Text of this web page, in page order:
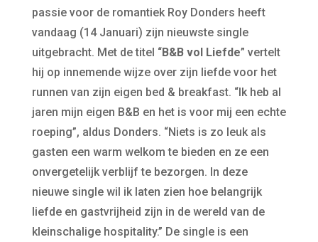
passie voor de romantiek Roy Donders heeft
vandaag (14 Januari) zijn nieuwste single
uitgebracht. Met de titel “B&B vol Liefde” vertelt
hij op innemende wijze over zijn liefde voor het
runnen van zijn eigen bed & breakfast. “Ik heb al
jaren mijn eigen B&B en het is voor mij een echte
roeping”, aldus Donders. “Niets is zo leuk als
gasten een warm welkom te bieden en ze een
onvergetelijk verblijf te bezorgen. In deze
nieuwe single wil ik laten zien hoe belangrijk
liefde en gastvrijheid zijn in de wereld van de
kleinschalige hospitality.” De single is een